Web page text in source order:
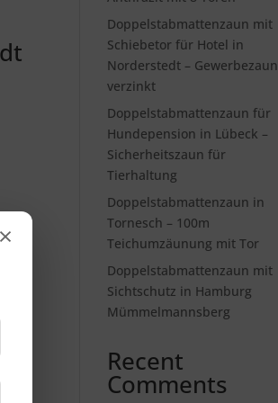
Doppelstabmattenzaun mit
Schiebetor für Hotel in
Norderstedt – Gewerbezaun
verzinkt
Doppelstabmattenzaun für
Hundepension in Lübeck –
Sicherheitszaun für
Tierhaltung
Doppelstabmattenzaun in
Tornesch – 100m
Teichumzäunung mit Tor
Doppelstabmattenzaun mit
Sichtschutz in Hamburg
Mümmelmannsberg
Recent
Comments
×